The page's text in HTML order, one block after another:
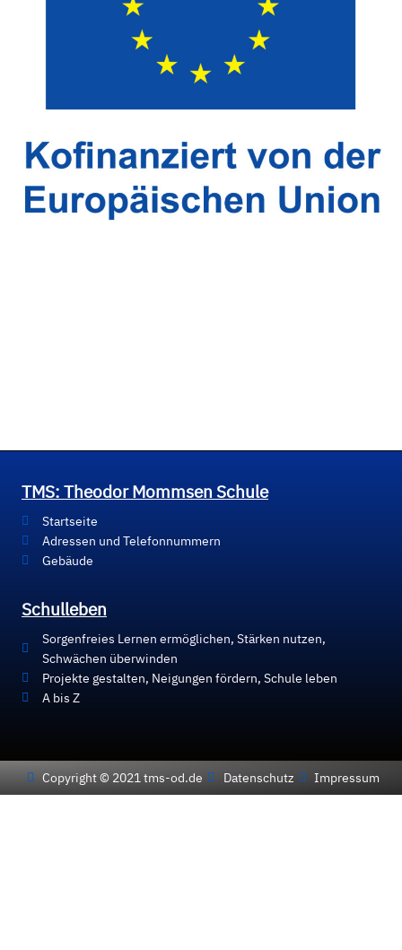
TMS: Theodor Mommsen Schule
Startseite
Adressen und Telefonnummern
Gebäude
Schulleben
Sorgenfreies Lernen ermöglichen, Stärken nutzen,
Schwächen überwinden
Projekte gestalten, Neigungen fördern, Schule leben
A bis Z
Copyright © 2021 tms-od.de Datenschutz Impressum